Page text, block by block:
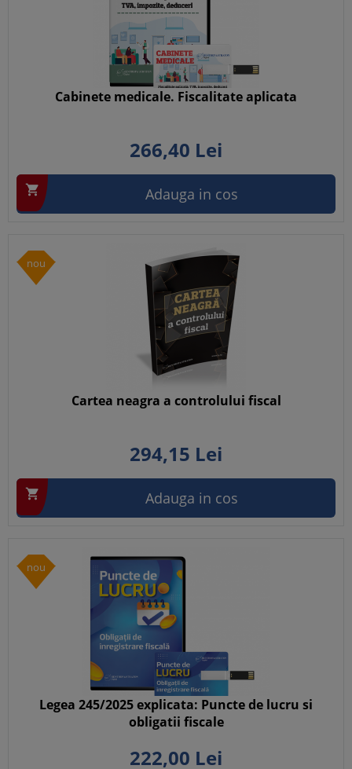
Cabinete medicale. Fiscalitate aplicata
266,40 Lei
 Adauga in cos
nou
Cartea neagra a controlului fiscal
294,15 Lei
 Adauga in cos
nou
Legea 245/2025 explicata: Puncte de lucru si
obligatii fiscale
222,00 Lei